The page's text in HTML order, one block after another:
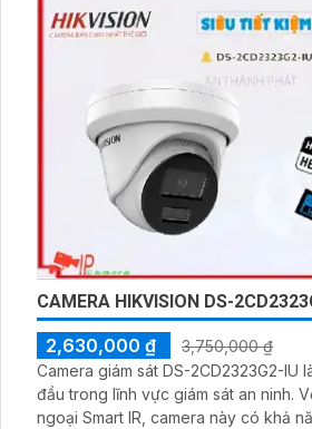
CAMERA HIKVISION DS-
2,630,000 ₫
3,750,000 ₫
Camera giám sát DS-2CD2323G2-IU
đầu trong lĩnh vực giám sát an ninh. Với trang bị hồng
ngoại Smart IR, camera này có khả